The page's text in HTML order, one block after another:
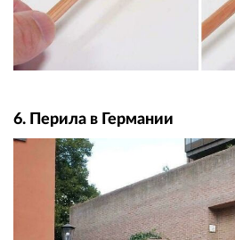
6. Перила в Германии